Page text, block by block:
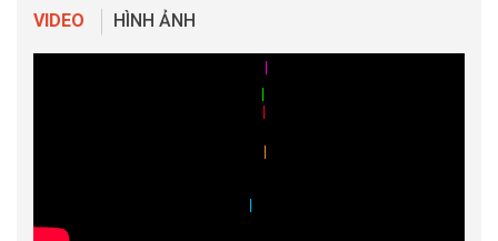
VIDEO HÌNH ẢNH
|
|
|